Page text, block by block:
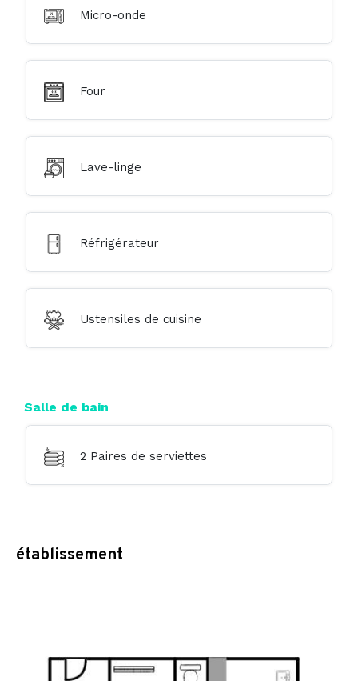
Micro-onde
Four
Lave-linge
Réfrigérateur
Ustensiles de cuisine
Salle de bain
2 Paires de serviettes
établissement